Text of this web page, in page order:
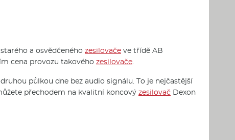
a osvědčeného zesilovače ve třídě AB
cena provozu takového zesilovače.
půlkou dne bez audio signálu. To je nejčastější
přechodem na kvalitní koncový zesilovač Dexon